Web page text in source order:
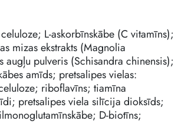
L-askorbīnskābe (C vitamīns);
mizas ekstrakts (Magnolia
pulveris (Schisandra chinensis);
amīds; pretsalipes vielas:
riboflavīns; tiamīna
pretsalipes viela silīcija dioksīds;
D-biotīns;